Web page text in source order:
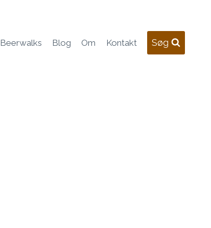
Beerwalks Blog Om Kontakt Søg